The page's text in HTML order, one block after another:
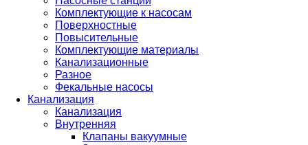
Комплектующие к насосам
Поверхностные
Повысительные
Комплектующие материалы
Канализационные
Разное
Фекальные насосы
Канализация
Канализация
Внутренняя
Клапаны вакуумные